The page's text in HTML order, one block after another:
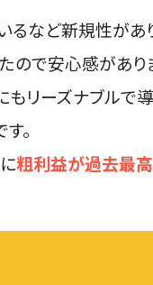
るなど新規性があ
ので安心感があり
もリーズナブルで
。
粗利益が過去最高